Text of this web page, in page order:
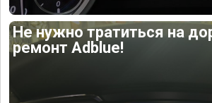
Не нужно тратиться на
ремонт Adblue!